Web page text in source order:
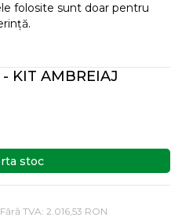
folosite sunt doar pentru
KIT AMBREIAJ
stoc
Fără TVA: 2.016,53 RON